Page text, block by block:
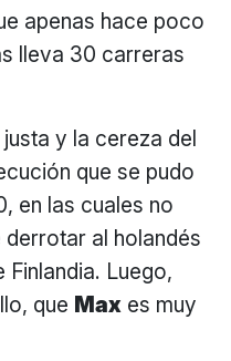
apenas hace poco
lleva 30 carreras
y la cereza del
que se pudo
en las cuales no
al holandés
Luego,
que Max es muy